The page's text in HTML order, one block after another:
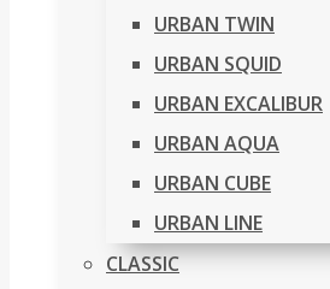
URBAN TWIN
URBAN SQUID
URBAN EXCALIBUR
URBAN AQUA
URBAN CUBE
URBAN LINE
CLASSIC